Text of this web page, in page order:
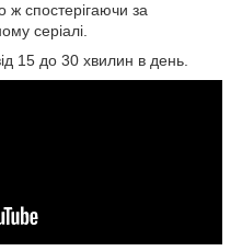
ж спостерігаючи за
серіалі.
15 до 30 хвилин в день.